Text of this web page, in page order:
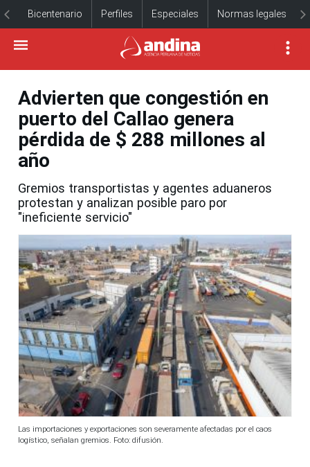
Bicentenario Perfiles Especiales Normas legales
Advierten que congestión en
puerto del Callao genera
pérdida de $ 288 millones al
año
Gremios transportistas y agentes aduaneros
protestan y analizan posible paro por
"ineficiente servicio"
Las importaciones y exportaciones son severamente afectadas por el caos
logístico, señalan gremios. Foto: difusión.